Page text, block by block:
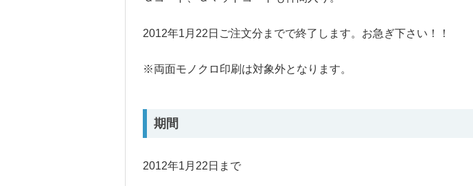
2012年1月22日ご注文分までで終了します。お急ぎ下さい！！
※両面モノクロ印刷は対象外となります。
期間
2012年1月22日まで